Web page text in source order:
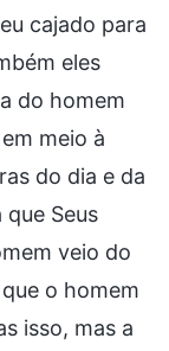
cajado para
eles
do homem
meio à
do dia e da
Seus
veio do
o homem
isso, mas a